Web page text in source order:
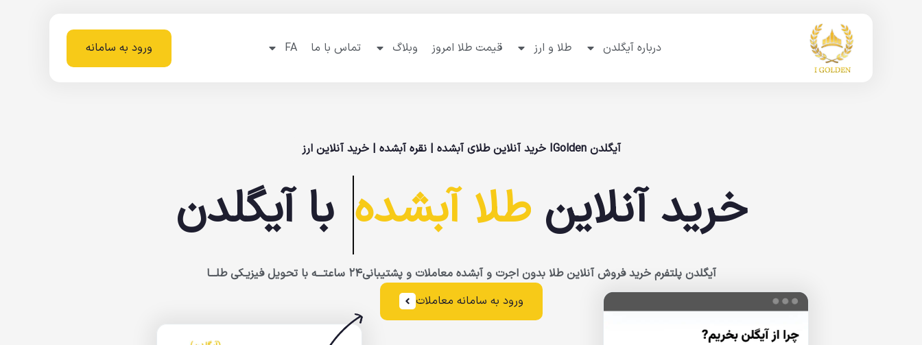
درباره آیگلدن طلا و ارز قیمت طلا امروز وبلاگ تماس با ما FA ورود به سامانه
آیگلدن IGolden خرید آنلاین طلای آبشده | نقره آبشده | خرید آنلاین ارز
خرید آنلاین طلا آبشده با آیگلدن
آیگلدن پلتفرم خرید فروش آنلاینطلا بدون اجرت و آبشده معاملات و پشتیبانی۲۴ ساعتـــه با
تحویل فیزیـکی طلـــا
ورود به سامانه معاملات